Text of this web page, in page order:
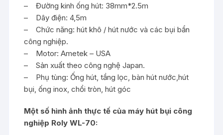
– Đường kinh ống hút: 38mm*2.5m
– Dây điện: 4,5m
– Chức năng: hút khô / hút nước và các bụi bẩn
công nghiệp.
– Motor: Ametek – USA
– Sản xuất theo công nghệ Japan.
– Phụ tùng: Ống hút, tầng lọc, bàn hút nước,hút
bụi, ống inox, chổi tròn, hút góc
Một số hình ảnh thực tế của máy hút bụi công
nghiệp Roly WL-70: